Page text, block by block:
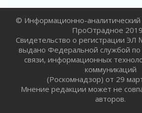
Безмолвный крик о помощи
01 августа 2026
В музей всей семьёй
01 августа 2026
Без заявлений и очередей
01 августа 2026
Не женское это дело...уверены?
01 августа 2026
© Информационно-
ПроОтрадное 2019
Свидетельство о регистрации
выдано Федеральной службой по
связи, информационных
коммуникаций
(Роскомнадзор) от 29
Мнение редакции может не
авторов.